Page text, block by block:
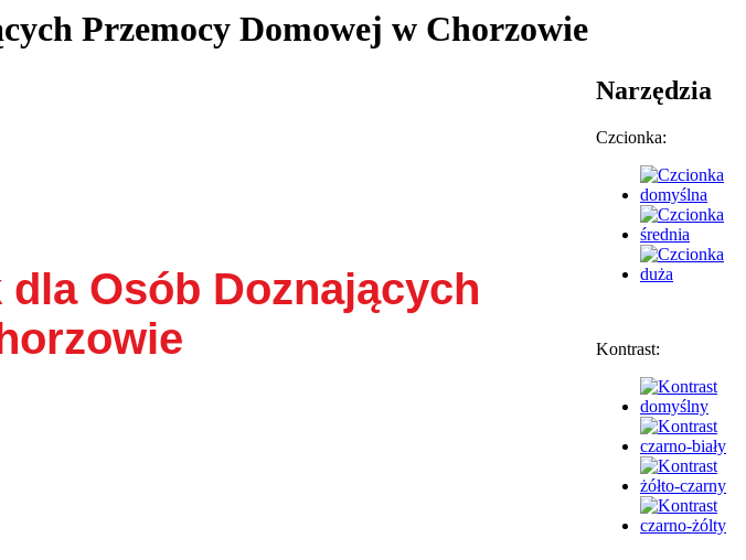
Przemocy Domowej w Chorzowie
Osób Doznających
Narzędzia
Czcionka:
Kontrast: